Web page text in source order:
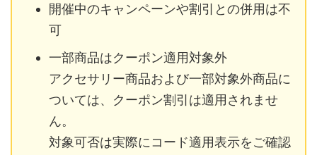
開催中のキャンペーンや割引との併用は不
可
一部商品はクーポン適用対象外
アクセサリー商品および一部対象外商品に
ついては、クーポン割引は適用されませ
ん。
対象可否は実際にコード適用表示をご確認